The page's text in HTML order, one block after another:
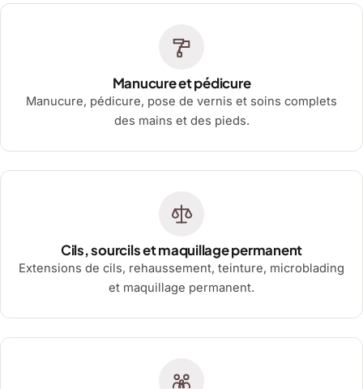
Manucure et pédicure
Manucure, pédicure, pose de vernis et soins complets
des mains et des pieds.
Cils, sourcils et maquillage permanent
Extensions de cils, rehaussement, teinture, microblading
et maquillage permanent.